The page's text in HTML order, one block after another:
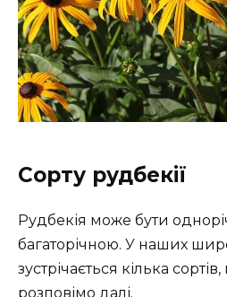
Сорту рудбекії
Рудбекія може бути
багаторічною. У наших
зустрічається кілька
розповімо далі.